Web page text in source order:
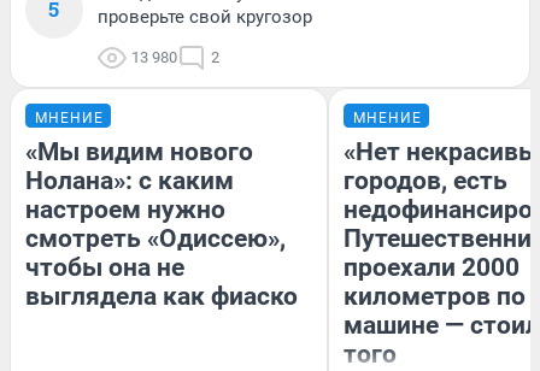
5
проверьте свой кругозор
13 980 2
МНЕНИЕ
«Мы видим нового
Нолана»: с каким
настроем нужно
смотреть «Одиссею»,
чтобы она не
выглядела как фиаско
МНЕНИЕ
«Нет
городов, есть
проехали 2000
километров по
машине —
того